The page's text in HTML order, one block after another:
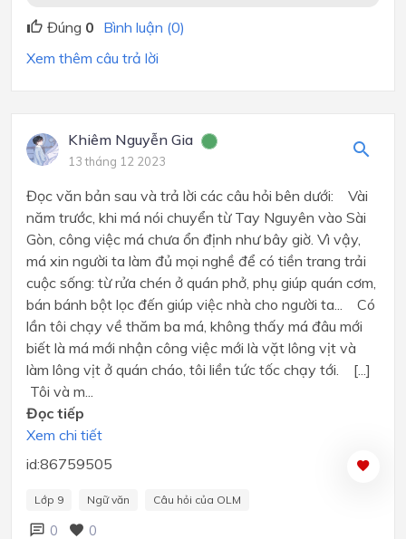
Đúng 0 Bình luận (0)
Xem thêm câu trả lời
Khiêm Nguyễn Gia
13 tháng 12 2023
Đọc văn bản sau và trả lời các câu hỏi bên dưới: Vài
năm trước, khi má nói chuyển từ Tay Nguyên vào Sài
Gòn, công việc má chưa ổn định như bây giờ. Vì vậy,
má xin người ta làm đủ mọi nghề để có tiền trang trải
cuộc sống: từ rửa chén ở quán phở, phụ giúp quán cơm,
bán bánh bột lọc đến giúp việc nhà cho người ta... Có
lần tôi chạy về thăm ba má, không thấy má đâu mới
biết là má mới nhận công việc mới là vặt lông vịt và
làm lông vịt ở quán cháo, tôi liền tức tốc chạy tới. [...]
Tôi và m...
Đọc tiếp
Xem chi tiết
id:86759505
Lớp 9 Ngữ văn Câu hỏi của OLM
0 0